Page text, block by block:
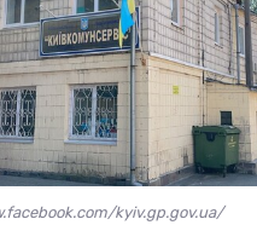
kyiv.gp.gov.ua/